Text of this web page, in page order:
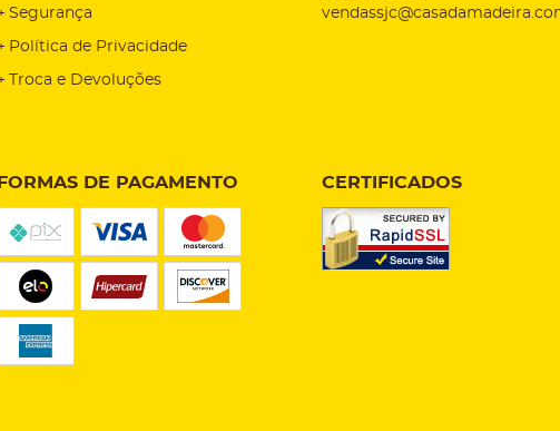
Segurança
Política de Privacidade
Troca e Devoluções
FORMAS DE PAGAMENTO CERTIFICADOS